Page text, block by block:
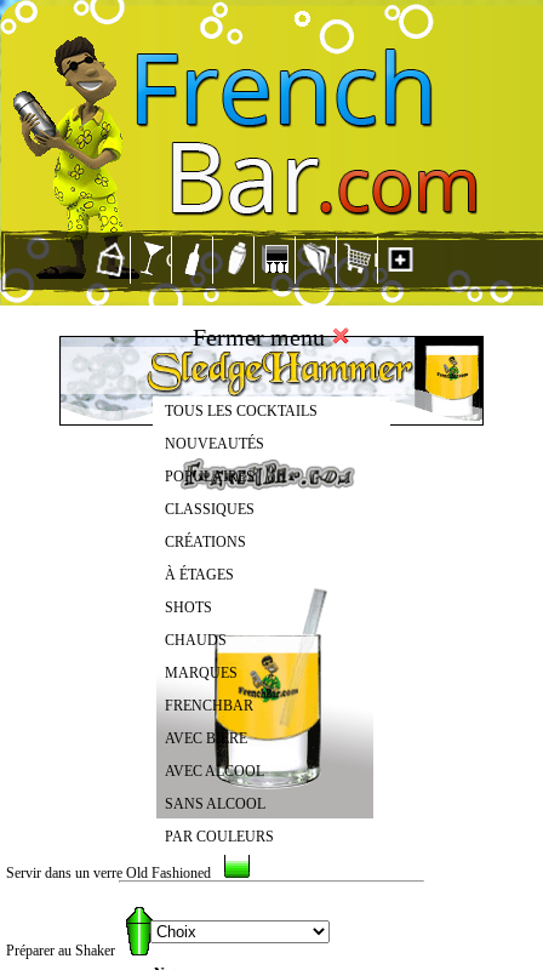
Fermer menu
TOUS LES COCKTAILS
NOUVEAUTÉS
POPULAIRES
CLASSIQUES
CRÉATIONS
À ÉTAGES
SHOTS
CHAUDS
MARQUES
FRENCHBAR
AVEC BIÈRE
AVEC ALCOOL
SANS ALCOOL
PAR COULEURS
Servir dans un verre Old Fashioned
Préparer au Shaker